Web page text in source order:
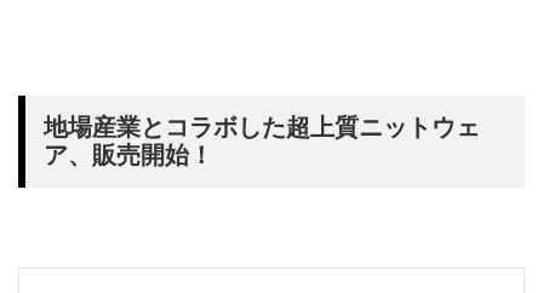
地場産業とコラボした超上質ニットウェ
ア、販売開始！